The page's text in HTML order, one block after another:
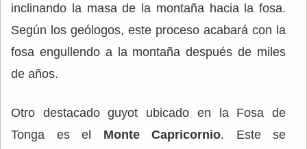
inclinando la masa de la montaña hacia la fosa.
Según los geólogos, este proceso acabará con la
fosa engullendo a la montaña después de miles
de años.
Otro destacado guyot ubicado en la Fosa de
Tonga es el Monte Capricornio. Este se